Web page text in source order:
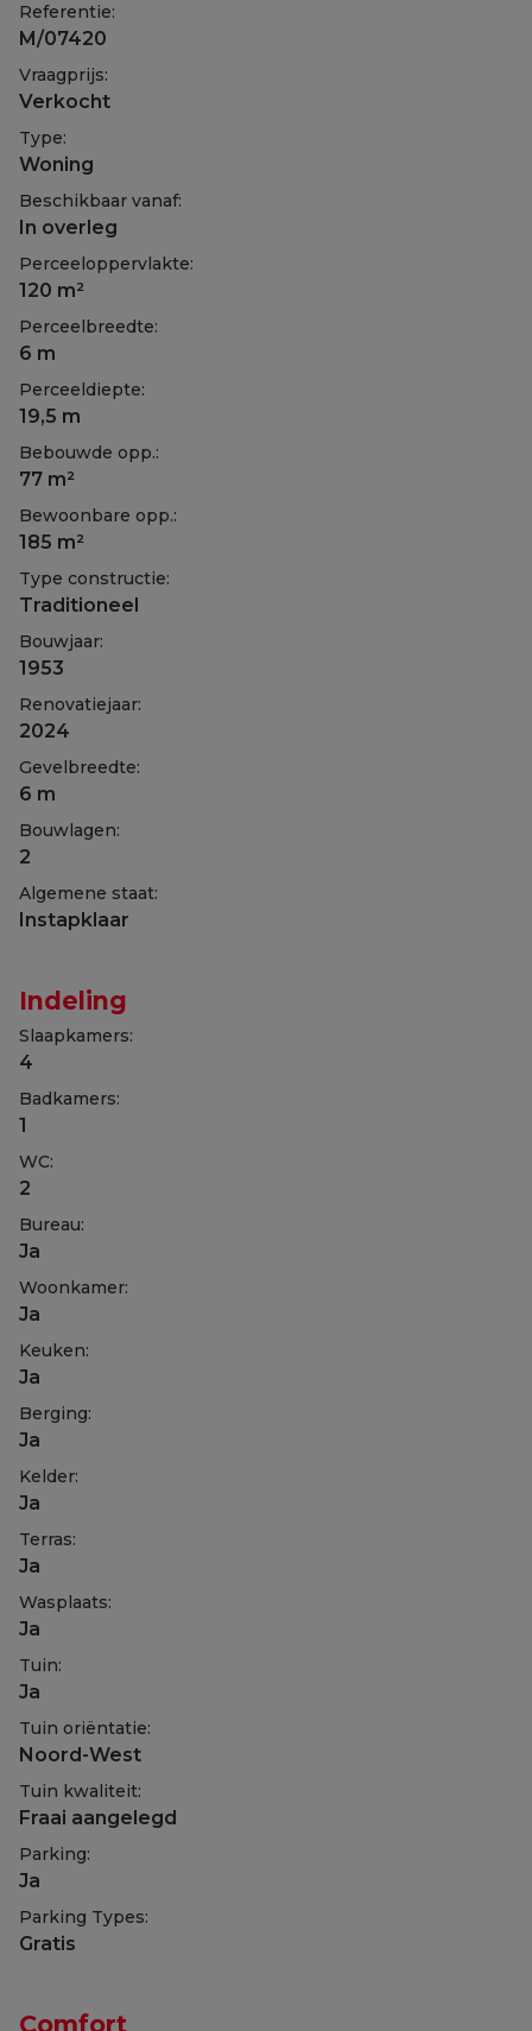
Referentie:
M/07420
Vraagprijs:
Verkocht
Type:
Woning
Beschikbaar vanaf:
In overleg
Perceeloppervlakte:
120 m²
Perceelbreedte:
6 m
Perceeldiepte:
19,5 m
Bebouwde opp.:
77 m²
Bewoonbare opp.:
185 m²
Type constructie:
Traditioneel
Bouwjaar:
1953
Renovatiejaar:
2024
Gevelbreedte:
6 m
Bouwlagen:
2
Algemene staat:
Instapklaar
Indeling
Slaapkamers:
4
Badkamers:
1
WC:
2
Bureau:
Ja
Woonkamer:
Ja
Keuken:
Ja
Berging:
Ja
Kelder:
Ja
Terras:
Ja
Wasplaats:
Ja
Tuin:
Ja
Tuin oriëntatie:
Noord-West
Tuin kwaliteit:
Fraai aangelegd
Parking:
Ja
Parking Types:
Gratis
Comfort